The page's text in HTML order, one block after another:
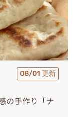
08/01 更新
の手作り「ナ